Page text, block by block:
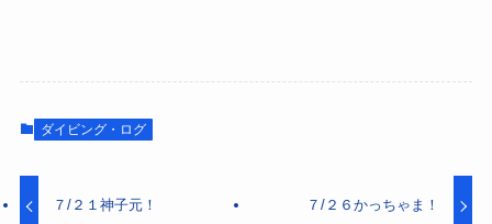
ダイビング・ログ
７/２１神子元！ ７/２６かっちゃま！